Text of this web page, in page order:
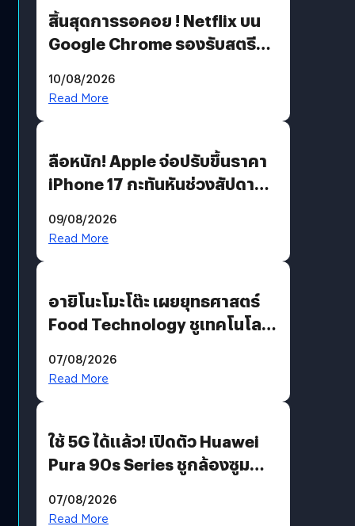
สิ้นสุดการรอคอย ! Netflix บน
Google Chrome รองรับสตรีม
เงื่อนไขที่กำหนด
10/08/2026
Read More
ลือหนัก! Apple จ่อปรับขึ้นราคา
iPhone 17 กะทันหันช่วงสัปดาห์ที่
09/08/2026
Read More
อายิโนะโมะโต๊ะ เผยยุทธศาสตร์
Food Technology ชูเทคโนโลยี
บริโภคและ B2B
07/08/2026
Read More
ใช้ 5G ได้แล้ว! เปิดตัว Huawei
Pura 90s Series ชูกล้องซูม
07/08/2026
Read More